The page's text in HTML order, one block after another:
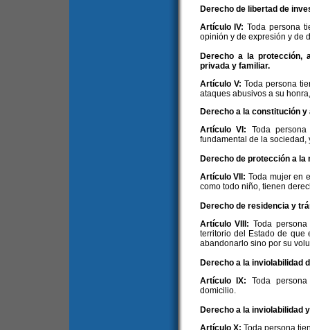
Derecho de libertad de
Artículo IV:Toda persona
opinión y de expresión y de
Derecho a la protección,
privada y familiar.
Artículo V: Toda persona
ataques abusivos a su
Derecho a la constitución
Artículo VI: Toda
fundamental de la sociedad,
Derecho de protección a la
Artículo VII: Toda mujer en
como todo niño, tienen
Derecho de residencia y
Artículo VIII:Toda
territorio del Estado de que
abandonarlo sino por su
Derecho a la inviolabilidad
Artículo IX:Toda
domicilio.
Derecho a la inviolabilidad
Artículo X: Toda persona